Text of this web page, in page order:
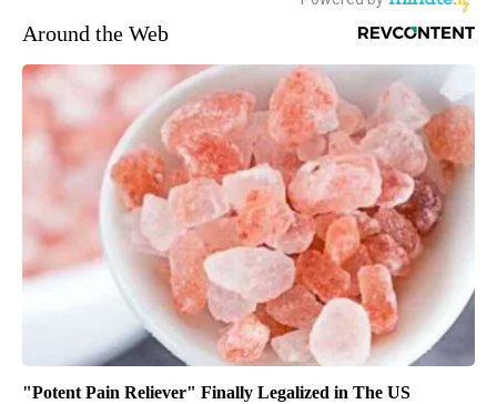
Around the Web
"Potent Pain Reliever" Finally Legalized in The US